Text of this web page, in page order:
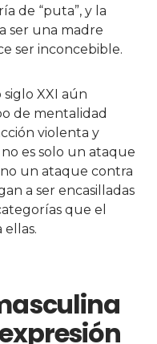
de “puta”, y la
ser una madre
ser inconcebible.
XXI aún
de mentalidad
violenta y
es solo un ataque
un ataque contra
a ser encasilladas
que el
ellas.